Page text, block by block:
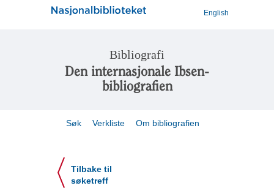
English
Bibliografi
Den internasjonale Ibsen-
bibliografien
Søk Verkliste Om bibliografien
Tilbake til
søketreff